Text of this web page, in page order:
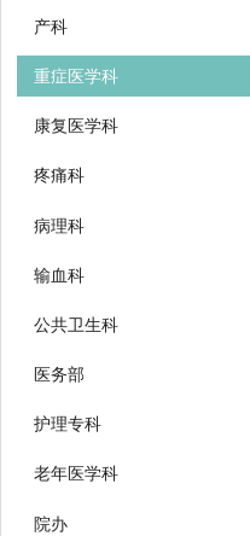
产科
重症医学科
康复医学科
疼痛科
病理科
输血科
公共卫生科
医务部
护理专科
老年医学科
院办